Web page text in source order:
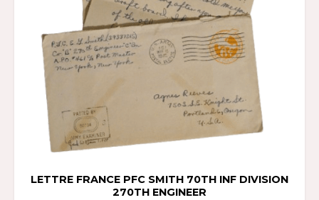
LETTRE FRANCE PFC SMITH 70TH INF DIVISION
270TH ENGINEER